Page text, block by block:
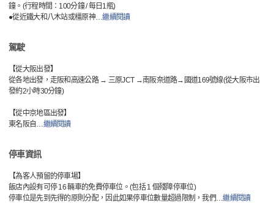
鐘。(行程時間：100分鐘 / 每日1瓶)
●從近鐵大和八木站或橿原神…繼續閱讀
駕駛
【從大阪出發】
從各地出發，走阪和高速公路 → 三原JCT →南阪奈道路→國道169號線(從大阪市出
發約2小時30分鐘)
【從中京地區出發】
東名阪自
繼續閱讀
停車資訊
【為客人預留的停車場】
飯店內設有可停 16 輛車的免費停車位。(包括 1 個殘障停車位)
停車位是先到先得的原則分配，因此如果停車位數量超過限制，我們 …繼續閱讀